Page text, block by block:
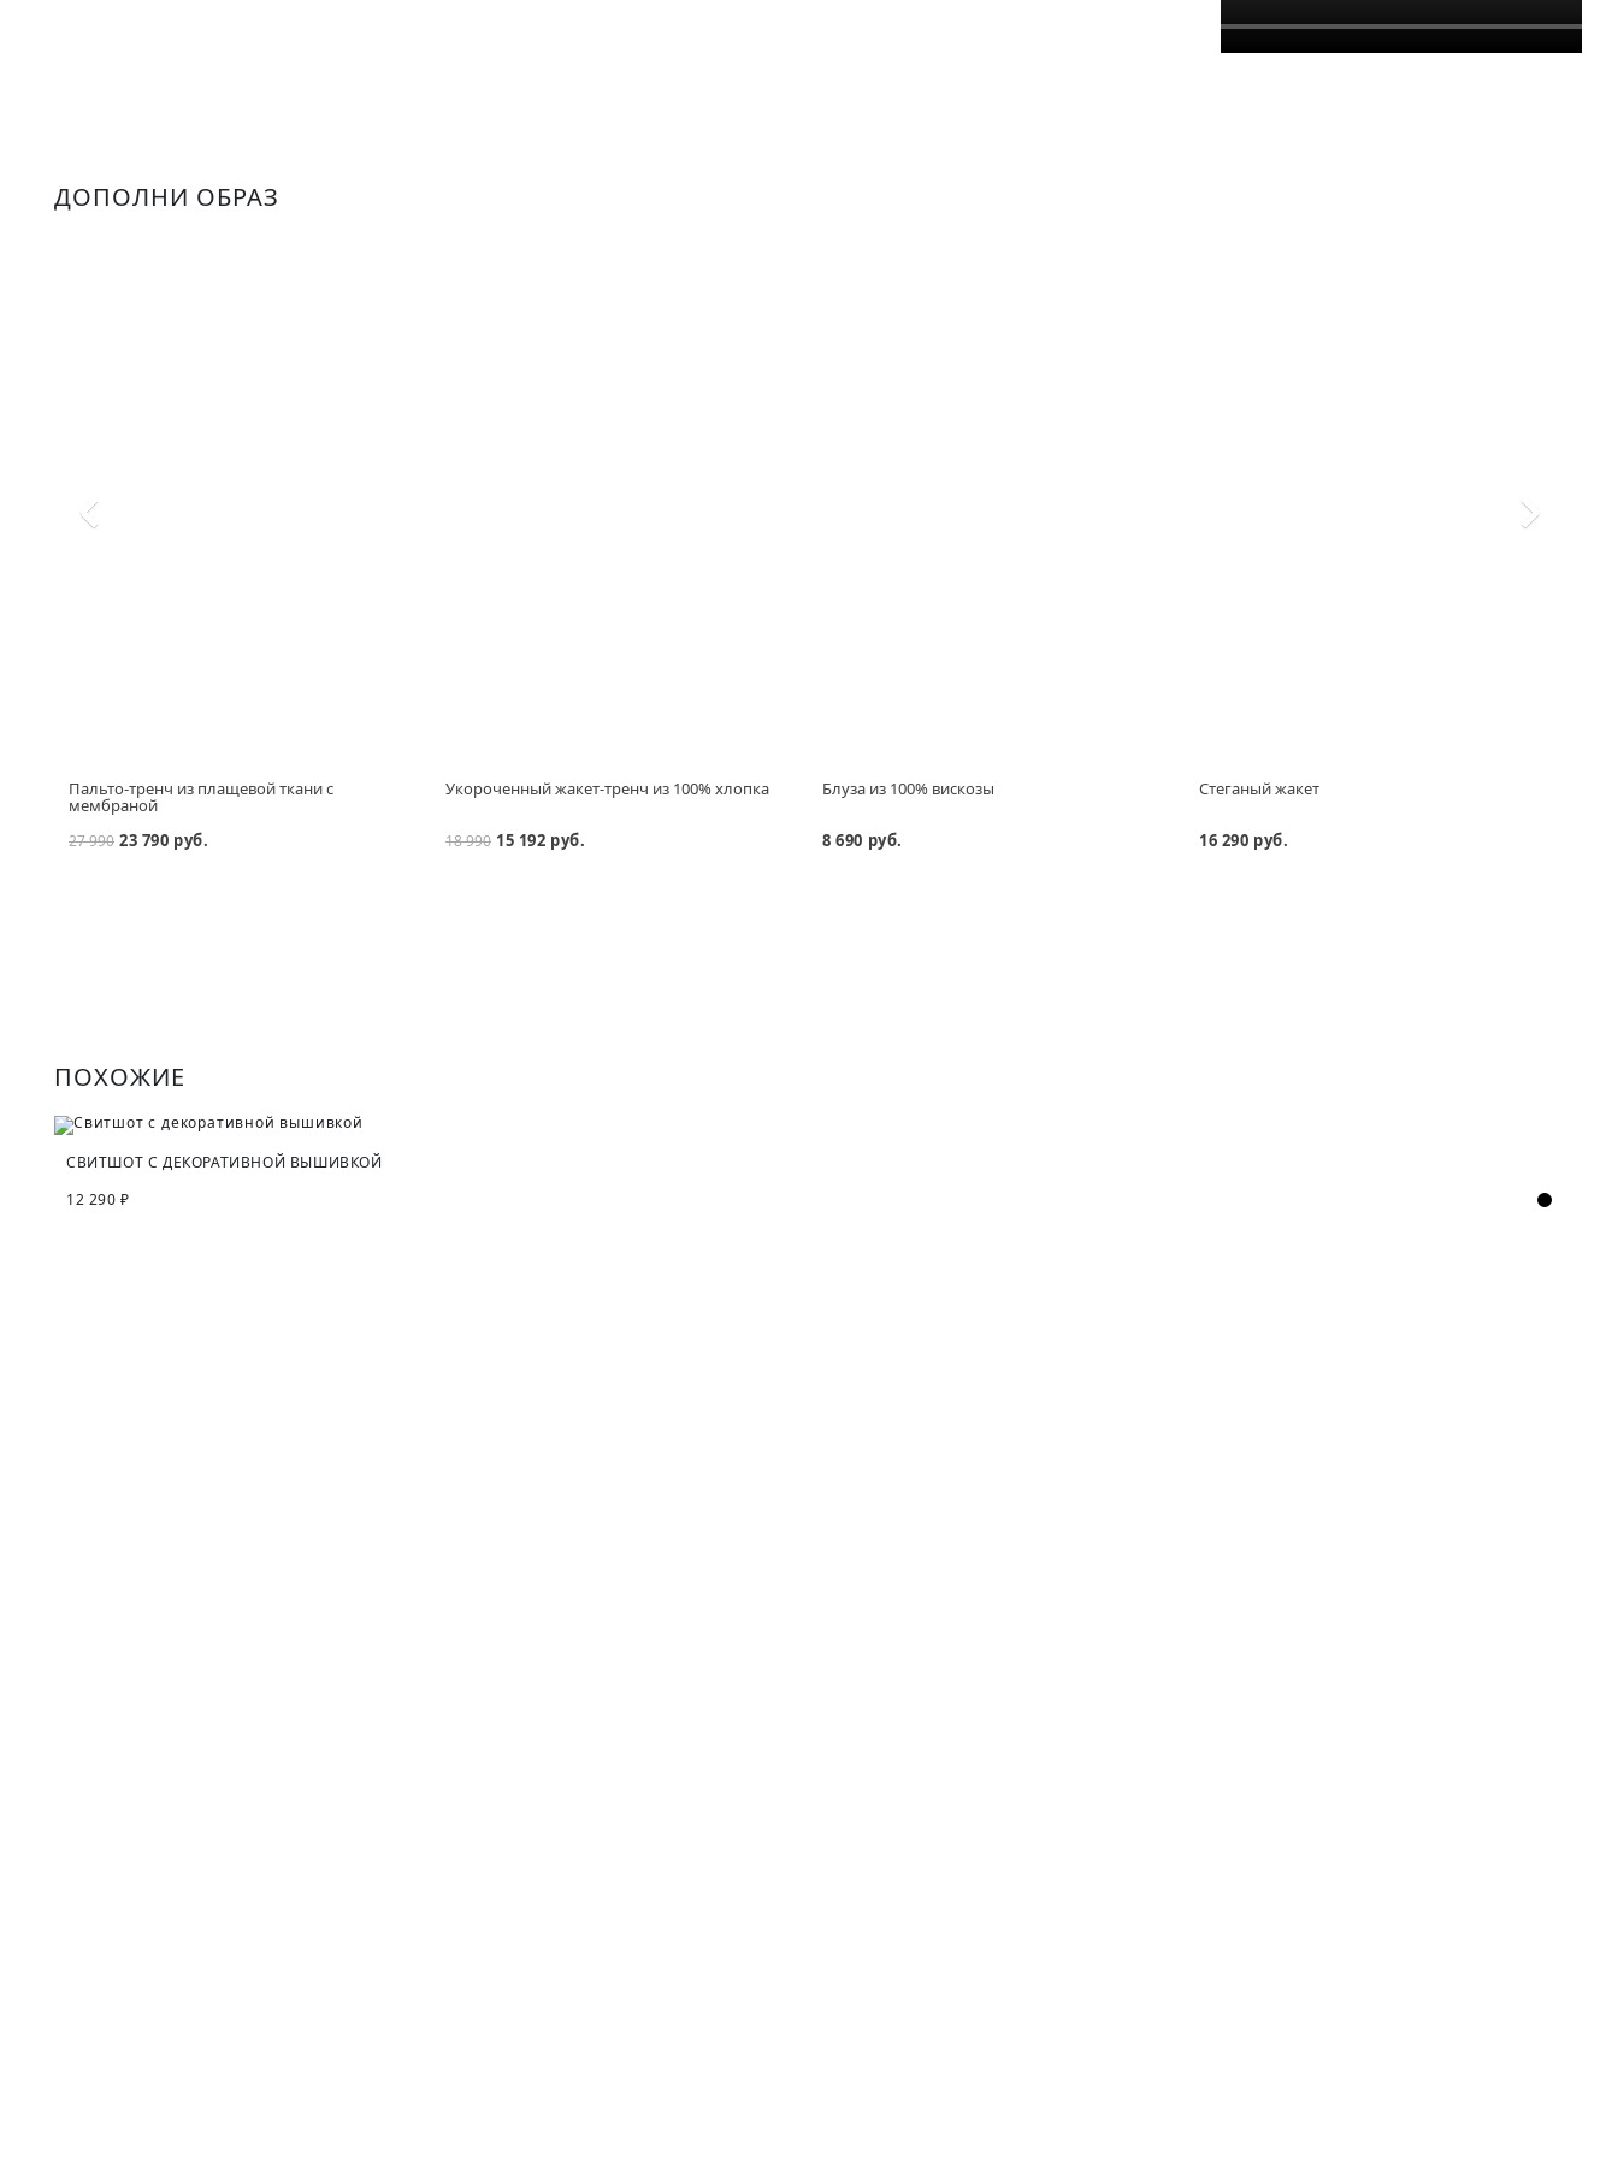
ДОПОЛНИ ОБРАЗ
Пальто-тренч из плащевой ткани с
мембраной
27 990 23 790 руб.
Укороченный жакет-тренч из 100% хлопка
18 990 15 192 руб.
Блуза из 100% вискозы
8 690 руб.
Стеганый жакет
16 290 руб.
ПОХОЖИЕ
СВИТШОТ С ДЕКОРАТИВНОЙ ВЫШИВКОЙ
12 290 ₽